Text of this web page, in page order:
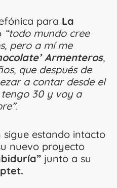
para La
“todo mundo cree
pero a mí me
Armenteros,
que después de
a contar desde el
tengo 30 y voy a
estando intacto
nuevo proyecto
junto a su